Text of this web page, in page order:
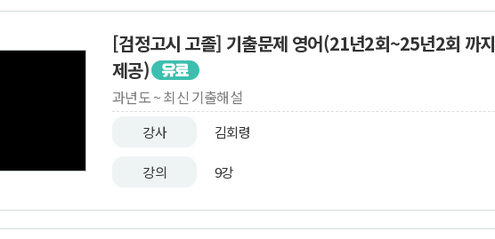
[검정고시 고졸] 기출문제 영어(21년2회~25년2회 까지
제공)
과년도 ~ 최신 기출해설
강사 김회령
강의 9강